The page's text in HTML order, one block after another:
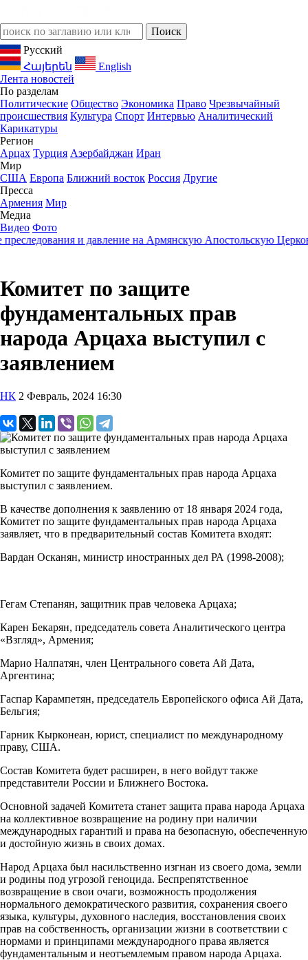
Русский
Հայերեն
English
Лента новостей
По разделам
Политические Общество Экономика Право Чрезвычайный
происшествия Культура Спорт Интервью Аналитический
Карикатуры
Регион
Арцах Турция Азербайджан Иран
Мир
США Европа Ближний восток Россия Другие
Пресса
Армения Мир
Медиа
Видео Фото
и давление на Армянскую Апостольскую Церковь
Комитет по защите
фундаментальных прав
народа Арцаха выступил с
заявлением
НК 2 Февраль, 2024 16:30
Комитет по защите фундаментальных прав народа Арцаха
выступил с заявлением.
В качестве дополнения к заявлению от 18 января 2024 года,
Комитет по защите фундаментальных прав народа Арцаха
заявляет, что в предварительный состав Комитета входят:
Вардан Осканян, министр иностранных дел РА (1998-2008);
Гегам Степанян, защитник прав человека Арцаха;
Карен Бекарян, председатель совета Аналитического центра
«Взгляд», Армения;
Марио Налпатян, член Центрального совета Ай Дата,
Аргентина;
Гаспар Карампетян, председатель Европейского офиса Ай Дата,
Бельгия;
Гарник Кырконеан, юрист, специалист по международному
праву, США.
Состав Комитета будет расширен, в него войдут также
представители России и Ближнего Востока.
Основной задачей Комитета станет защита права народа Арцаха
на коллективное возвращение на родину при наличии
международных гарантий и права на безопасную, обеспеченную
и достойную жизнь в своих домах.
Народ Арцаха был насильственно изгнан из своего дома, земли
и родины под угрозой геноцида. Беспрепятственное
возвращение в свои очаги, возможность продолжения
нормального демократического развития, сохранения своего
языка, культуры, духовного наследия, восстановления своих
прав на собственность, организации жизни в соответствии с
нормами и принципами международного права является
фундаментальным и неотъемлемым правом народа Арцаха.